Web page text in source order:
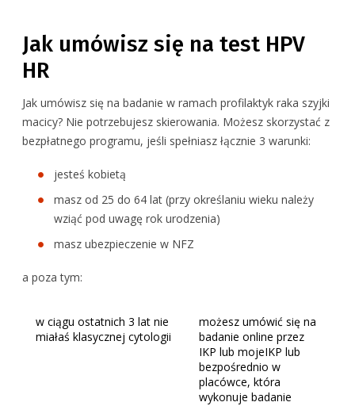
Jak umówisz się na test HPV
HR
Jak umówisz się na badanie w ramach profilaktyk raka szyjki
macicy? Nie potrzebujesz skierowania. Możesz skorzystać z
bezpłatnego programu, jeśli spełniasz łącznie 3 warunki:
jesteś kobietą
masz od 25 do 64 lat (przy określaniu wieku należy
wziąć pod uwagę rok urodzenia)
masz ubezpieczenie w NFZ
a poza tym:
w ciągu ostatnich 3 lat nie
miałaś klasycznej cytologii
możesz umówić się na
badanie online przez
IKP lub mojeIKP lub
bezpośrednio w
placówce, która
wykonuje badanie